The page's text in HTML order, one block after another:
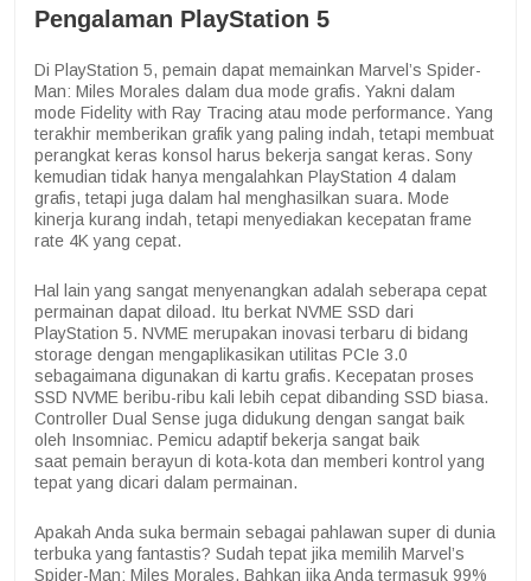
Pengalaman PlayStation 5
Di PlayStation 5, pemain dapat memainkan Marvel’s Spider-
Man: Miles Morales dalam dua mode grafis. Yakni dalam
mode Fidelity with Ray Tracing atau mode performance. Yang
terakhir memberikan grafik yang paling indah, tetapi membuat
perangkat keras konsol harus bekerja sangat keras. Sony
kemudian tidak hanya mengalahkan PlayStation 4 dalam
grafis, tetapi juga dalam hal menghasilkan suara. Mode
kinerja kurang indah, tetapi menyediakan kecepatan frame
rate 4K yang cepat.
Hal lain yang sangat menyenangkan adalah seberapa cepat
permainan dapat diload. Itu berkat NVME SSD dari
PlayStation 5. NVME merupakan inovasi terbaru di bidang
storage dengan mengaplikasikan utilitas PCIe 3.0
sebagaimana digunakan di kartu grafis. Kecepatan proses
SSD NVME beribu-ribu kali lebih cepat dibanding SSD biasa.
Controller Dual Sense juga didukung dengan sangat baik
oleh Insomniac. Pemicu adaptif bekerja sangat baik
saat pemain berayun di kota-kota dan memberi kontrol yang
tepat yang dicari dalam permainan.
Apakah Anda suka bermain sebagai pahlawan super di dunia
terbuka yang fantastis? Sudah tepat jika memilih Marvel’s
Spider-Man: Miles Morales. Bahkan jika Anda termasuk 99%